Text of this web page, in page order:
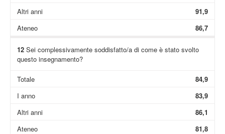
Altri anni
91,9
Ateneo
86,7
12Sei complessivamente soddisfatto/a di come è stato svolto
questo insegnamento?
Totale
84,9
I anno
83,9
Altri anni
86,1
Ateneo
81,8